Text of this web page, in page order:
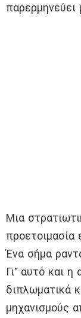
παρερμηνεύει
Μια
προετοιμασία
Ένα σήμα
Γι’ αυτό και η
διπλωματικά
μηχανισμούς